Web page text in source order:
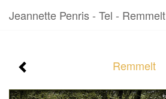
Jeannette Penris - Tel - Remmelt
Remmelt